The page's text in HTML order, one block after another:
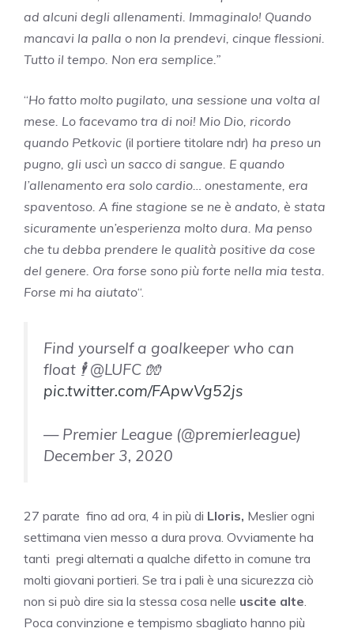
ad alcuni degli allenamenti. Immaginalo! Quando
mancavi la palla o non la prendevi, cinque flessioni.
Tutto il tempo. Non era semplice.”
“Ho fatto molto pugilato, una sessione una volta al
mese. Lo facevamo tra di noi! Mio Dio, ricordo
quando Petkovic (il portiere titolare ndr) ha preso un
pugno, gli uscì un sacco di sangue. E quando
l’allenamento era solo cardio… onestamente, era
spaventoso. A fine stagione se ne è andato, è stata
sicuramente un’esperienza molto dura. Ma penso
che tu debba prendere le qualità positive da cose
del genere. Ora forse sono più forte nella mia testa.
Forse mi ha aiutato“.
Find yourself a goalkeeper who can
float 🕴 @LUFC 🧤
pic.twitter.com/FApwVg52js
— Premier League (@premierleague)
December 3, 2020
27 parate fino ad ora, 4 in più di Lloris, Meslier ogni
settimana vien messo a dura prova. Ovviamente ha
tanti pregi alternati a qualche difetto in comune tra
molti giovani portieri. Se tra i pali è una sicurezza ciò
non si può dire sia la stessa cosa nelle uscite alte.
Poca convinzione e tempismo sbagliato hanno più